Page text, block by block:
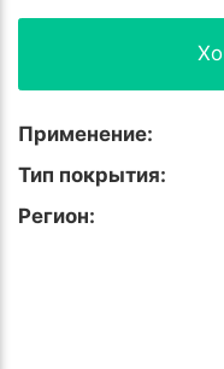
Применение:
Тип покрытия:
Регион: